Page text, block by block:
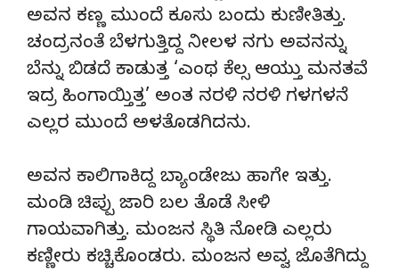
ಅವನ ಕಣ್ಣ ಮುಂದೆ ಕೂಸು ಬಂದು ಕುಣೀತಿತ್ತು.
ಚಂದ್ರನಂತೆ ಬೆಳಗುತ್ತಿದ್ದ ನೀಲಳ ನಗು ಅವನನ್ನು
ಬೆನ್ನು ಬಿಡದೆ ಕಾಡುತ್ತ ‘ಎಂಥ ಕೆಲ್ಸ ಆಯ್ತು ಮನತವೆ
ಇದ್ರ ಹಿಂಗಾಯ್ತಿತ್ತ’ ಅಂತ ನರಳಿ ನರಳಿ ಗಳಗಳನೆ
ಎಲ್ಲರ ಮುಂದೆ ಅಳತೊಡಗಿದನು.
ಅವನ ಕಾಲಿಗಾಕಿದ್ದ ಬ್ಯಾಂಡೇಜು ಹಾಗೇ ಇತ್ತು.
ಮಂಡಿ ಚಿಪ್ಪು ಜಾರಿ ಬಲ ತೊಡೆ ಸೀಳಿ
ಗಾಯವಾಗಿತ್ತು. ಮಂಜನ ಸ್ಥಿತಿ ನೋಡಿ ಎಲ್ಲರು
ಕಣ್ಣೀರು ಕಚ್ಚಿಕೊಂಡರು. ಮಂಜನ ಅವ್ವ ಜೊತೆಗಿದ್ದು